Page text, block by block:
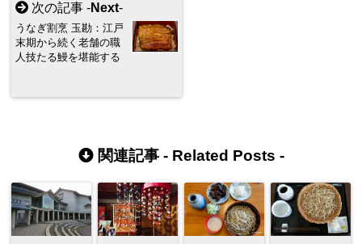
次の記事 -Next-
うなぎ割烹 玉勘：江戸
末期から続く老舗の職
人技たる鰻を堪能する
関連記事 - Related Posts -